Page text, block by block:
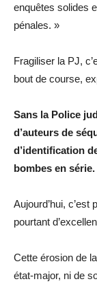
enquêtes solides
pénales. »
Fragiliser la PJ,
bout de course,
Sans la Police
d’auteurs de
d’identification
bombes en série.
Aujourd’hui,
pourtant
Cette érosion de la
état-major, ni de